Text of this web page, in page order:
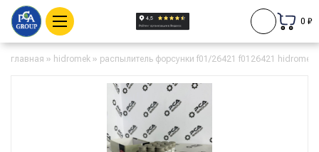
0 ₽
главная » hidromek » распылитель форсунки f01/26421 f0126421 hidromek